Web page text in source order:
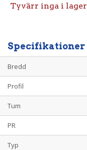
Tyvärr inga i lager
Specifikationer
Bredd
Profil
Tum
PR
Typ